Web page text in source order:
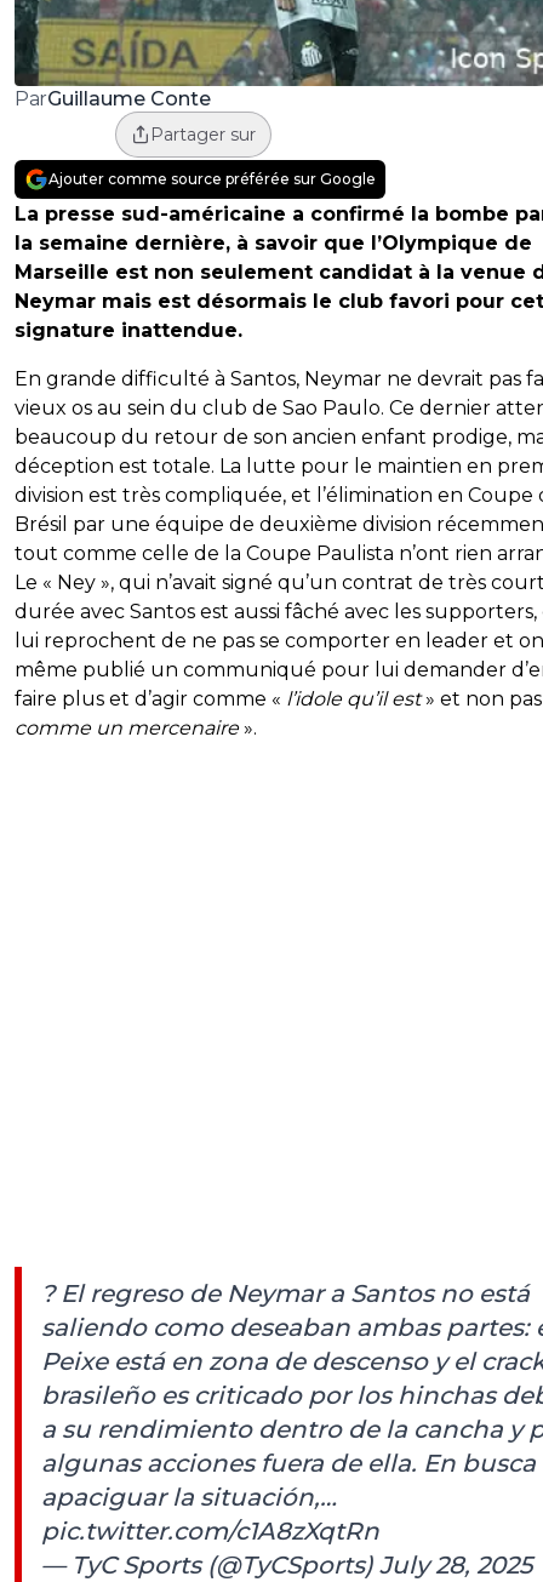
ParGuillaume Conte
Partager sur
Ajouter comme source préférée sur Google
La presse sud-américaine a confirmé la bombe
la semaine dernière, à savoir que l’Olympique de
Marseille est non seulement candidat à la venue
Neymar mais est désormais le club favori pour
signature inattendue.
En grande difficulté à Santos, Neymar ne devrait pas
vieux os au sein du club de Sao Paulo. Ce dernier
beaucoup du retour de son ancien enfant prodige,
déception est totale. La lutte pour le maintien en
division est très compliquée, et l’élimination en Coupe
Brésil par une équipe de deuxième division
tout comme celle de la Coupe Paulista n’ont rien
Le « Ney », qui n’avait signé qu’un contrat de très
durée avec Santos est aussi fâché avec les
lui reprochent de ne pas se comporter en leader et
même publié un communiqué pour lui demander
faire plus et d’agir comme « l’idole qu’il est» et non pas
comme un mercenaire».
? El regreso de Neymar a Santos no está
saliendo como deseaban ambas partes:
Peixe está en zona de descenso y el
brasileño es criticado por los hinchas
a su rendimiento dentro de la cancha y
algunas acciones fuera de ella. En busca
apaciguar la situación,…
pic.twitter.com/c1A8zXqtRn
— TyC Sports (@TyCSports) July 28, 2025